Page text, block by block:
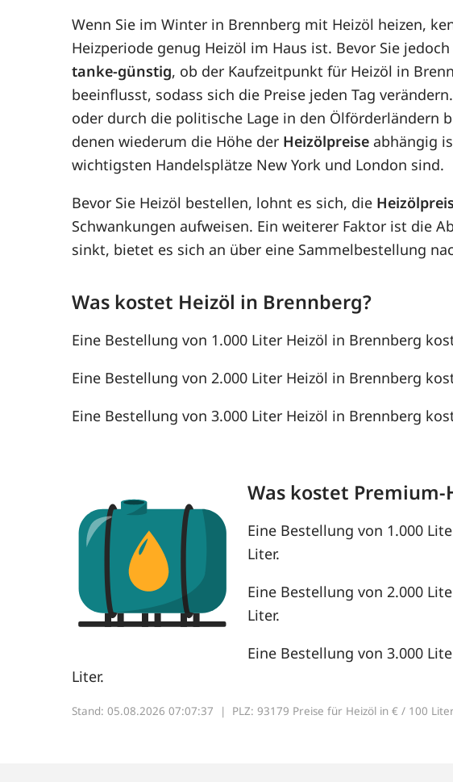
Wenn Sie im Winter in Brennberg mit Heizöl heizen,
Heizperiode genug Heizöl im Haus ist. Bevor Sie
tanke-günstig, ob der Kaufzeitpunkt für Heizöl in
beeinflusst, sodass sich die Preise jeden Tag
oder durch die politische Lage in den Ölförderländern
denen wiederum die Höhe der Heizölpreise abhängig
wichtigsten Handelsplätze New York und London sind.
Bevor Sie Heizöl bestellen, lohnt es sich, die
Schwankungen aufweisen. Ein weiterer Faktor ist die
sinkt, bietet es sich an über eine Sammelbestellung
Was kostet Heizöl in Brennberg?
Eine Bestellung von 1.000 Liter Heizöl in Brennberg
Eine Bestellung von 2.000 Liter Heizöl in Brennberg
Eine Bestellung von 3.000 Liter Heizöl in Brennberg
Was kostet
Eine Bestellung von 1.000
Liter.
Eine Bestellung von 2.000
Liter.
Eine Bestellung von 3.000
Liter.
Stand: 05.08.2026 07:07:37 | PLZ: 93179 Preise für Heizöl in € / 100